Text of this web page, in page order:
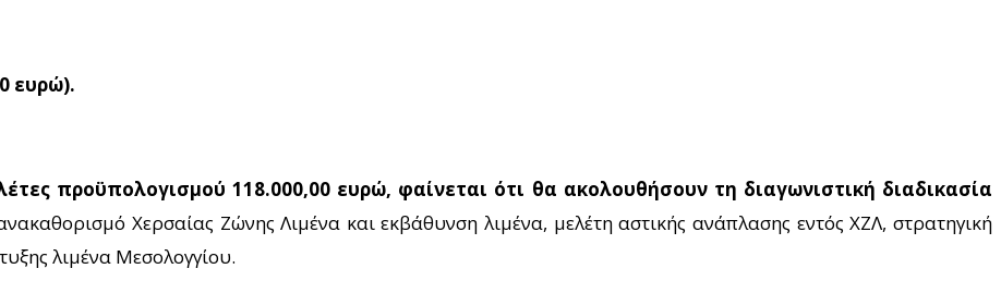
ευρώ).
προϋπολογισμού 118.000,00 ευρώ, φαίνεται ότι θα ακολουθήσουν τη διαγωνιστική διαδικασία
Χερσαίας Ζώνης Λιμένα και εκβάθυνση λιμένα, μελέτη αστικής ανάπλασης εντός ΧΖΛ, στρατηγική
λιμένα Μεσολογγίου.